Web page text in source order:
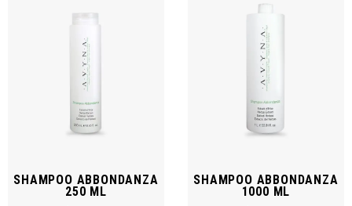
SHAMPOO ABBONDANZA
250 ML
SHAMPOO ABBONDANZA
1000 ML